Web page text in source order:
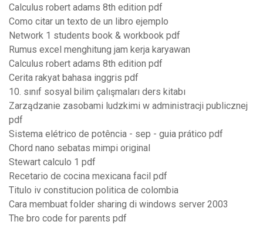
Calculus robert adams 8th edition pdf
Como citar un texto de un libro ejemplo
Network 1 students book & workbook pdf
Rumus excel menghitung jam kerja karyawan
Calculus robert adams 8th edition pdf
Cerita rakyat bahasa inggris pdf
10. sınıf sosyal bilim çalışmaları ders kitabı
Zarządzanie zasobami ludzkimi w administracji publicznej
pdf
Sistema elétrico de potência - sep - guia prático pdf
Chord nano sebatas mimpi original
Stewart calculo 1 pdf
Recetario de cocina mexicana facil pdf
Titulo iv constitucion politica de colombia
Cara membuat folder sharing di windows server 2003
The bro code for parents pdf